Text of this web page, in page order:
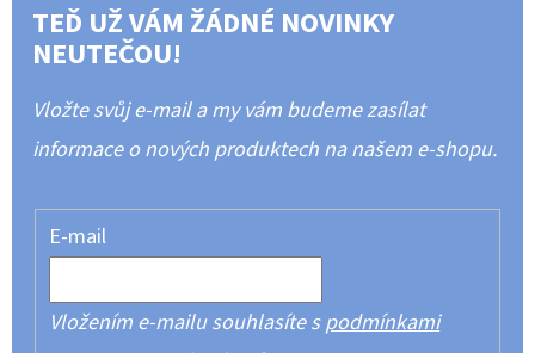
TEĎ UŽ VÁM ŽÁDNÉ NOVINKY
NEUTEČOU!
Vložte svůj e-mail a my vám budeme zasílat
informace o nových produktech na našem e-shopu.
E-mail
Vložením e-mailu souhlasíte spodmínkami